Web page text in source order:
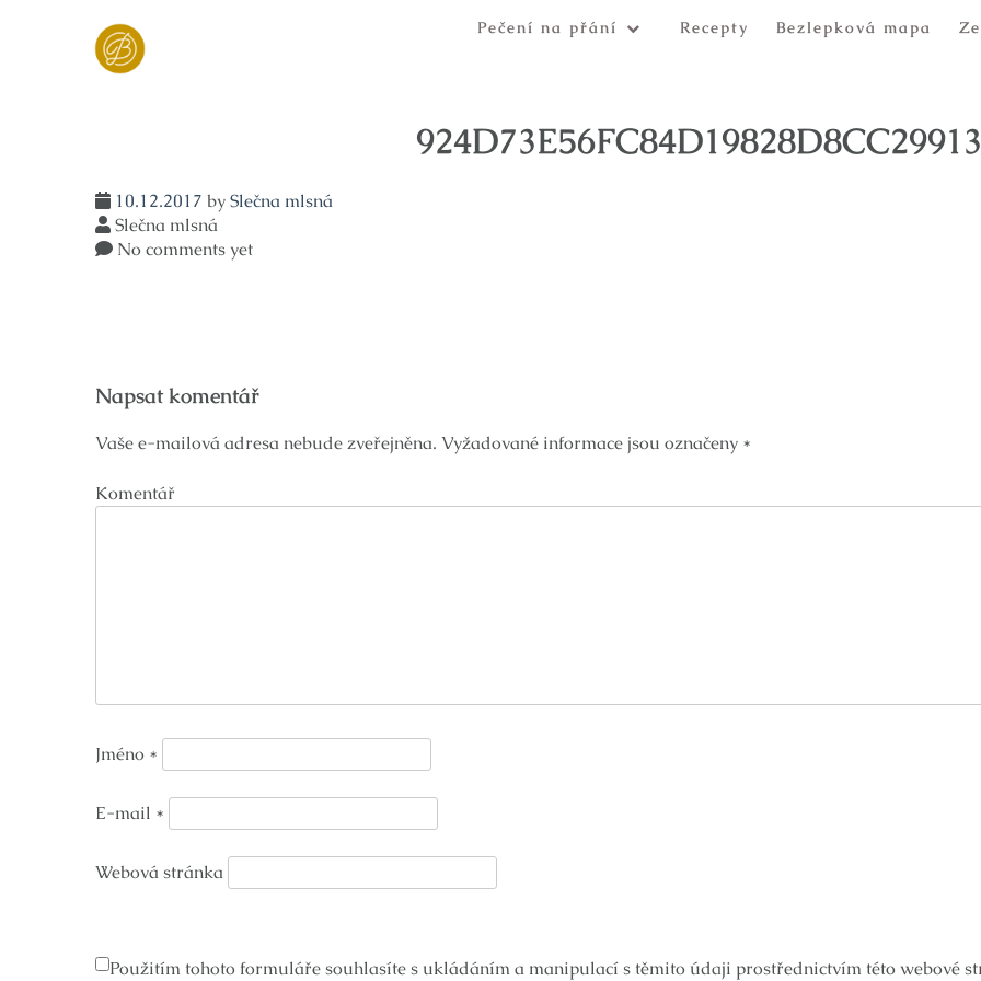
Pečení na přání Recepty Bezlepková mapa
10.12.2017 bySlečna mlsná
Slečna mlsná
No comments yet
pro
příspěvek
Napsat komentář
Vaše e-mailová adresa nebude zveřejněna. Vyžadované informace jsou označeny *
Komentář
Jméno *
E-mail *
Webová stránka
Použitím tohoto formuláře souhlasíte s ukládáním a manipulací s těmito údaji prostřednictvím této webové